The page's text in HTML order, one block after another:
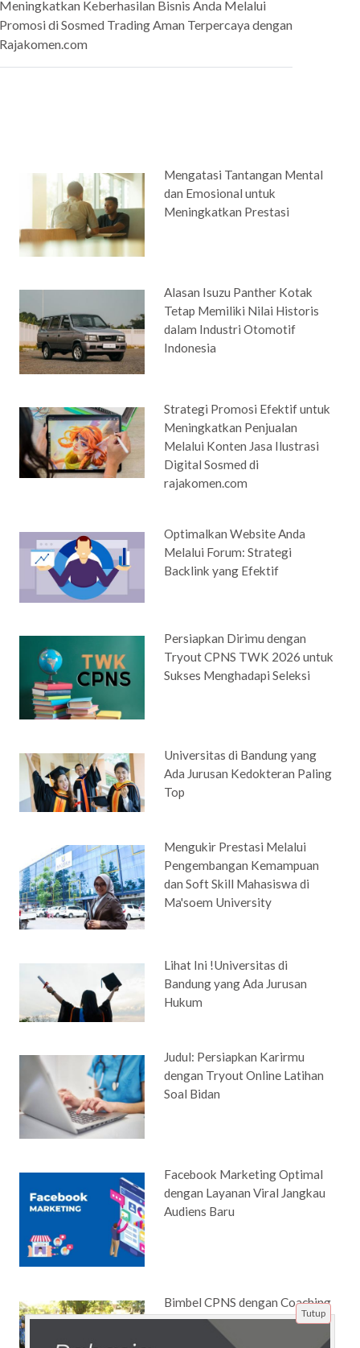
Keberhasilan Bisnis Anda Melalui
di Sosmed Trading Aman Terpercaya dengan
Mengatasi Tantangan Mental
dan Emosional untuk
Meningkatkan Prestasi
Alasan Isuzu Panther Kotak
Tetap Memiliki Nilai Historis
dalam Industri Otomotif
Indonesia
Strategi Promosi Efektif untuk
Meningkatkan Penjualan
Melalui Konten Jasa Ilustrasi
Digital Sosmed di
rajakomen.com
Optimalkan Website Anda
Melalui Forum: Strategi
Backlink yang Efektif
Persiapkan Dirimu dengan
Tryout CPNS TWK 2026 untuk
Sukses Menghadapi Seleksi
Universitas di Bandung yang
Ada Jurusan Kedokteran Paling
Top
Mengukir Prestasi Melalui
Pengembangan Kemampuan
dan Soft Skill Mahasiswa di
Ma'soem University
Lihat Ini !Universitas di
Bandung yang Ada Jurusan
Hukum
Judul: Persiapkan Karirmu
dengan Tryout Online Latihan
Soal Bidan
Facebook Marketing Optimal
dengan Layanan Viral Jangkau
Audiens Baru
Bimbel CPNS dengan Coaching
Personal: Efektifkah untuk
Meningkatkan Skor?
Tutup